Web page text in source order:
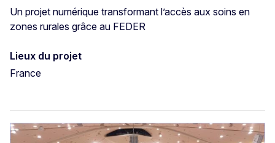
Un projet numérique transformant l’accès aux soins en
zones rurales grâce au FEDER
Lieux du projet
France